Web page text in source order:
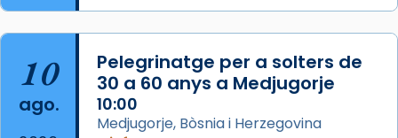
Foto
Arquebisbat de Barcelona
2 weeks ago
10
ago.
Pelegrinatge per a solters de
30 a 60 anys a Medjugorje
10:00
Medjugorje, Bòsnia i Herzegovina